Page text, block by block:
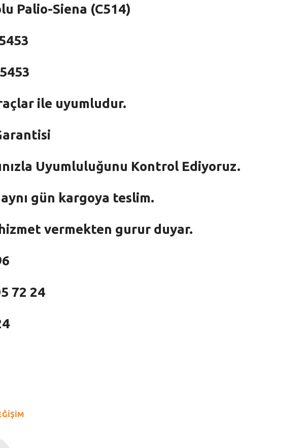
Palio-Siena (C514)
ile uyumludur.
Uyumluluğunu Kontrol Ediyoruz.
gün kargoya teslim.
vermekten gurur duyar.
72 24